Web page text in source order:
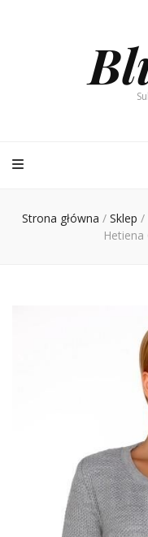
Strona główna / Sklep /
Hetiena